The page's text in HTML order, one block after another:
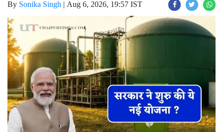
By Sonika Singh|Aug 6, 2026, 19:57 IST